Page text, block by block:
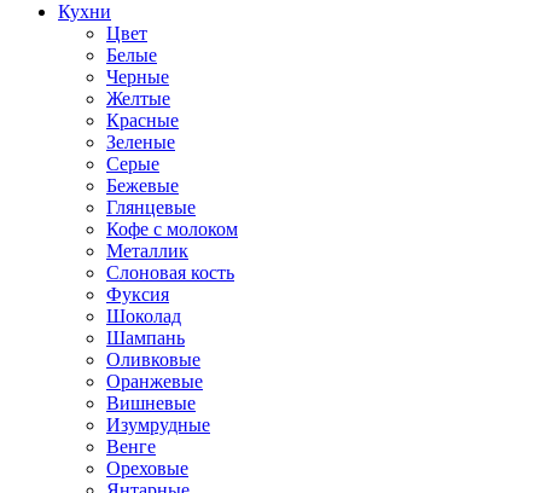
Кухни
Цвет
Белые
Черные
Желтые
Красные
Зеленые
Серые
Бежевые
Глянцевые
Кофе с молоком
Металлик
Слоновая кость
Фуксия
Шоколад
Шампань
Оливковые
Оранжевые
Вишневые
Изумрудные
Венге
Ореховые